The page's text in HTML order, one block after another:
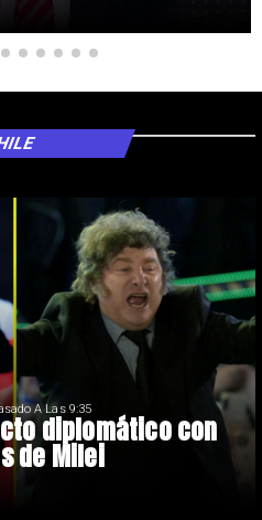
diplomático con
de Milei
A Las 9:35